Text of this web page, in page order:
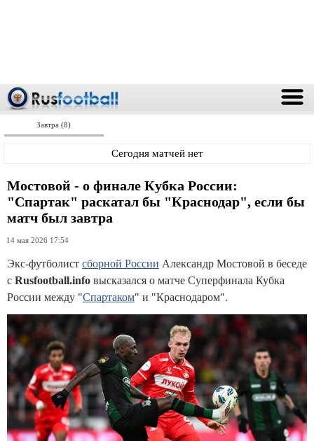
Завтра (8)
Сегодня матчей нет
Мостовой - о финале Кубка России:
"Спартак" раскатал бы "Краснодар", если бы
матч был завтра
14 мая 2026 17:54
Экс-футболист сборной России Александр Мостовой в беседе
с Rusfootball.info высказался о матче Суперфинала Кубка
России между "Спартаком" и "Краснодаром".